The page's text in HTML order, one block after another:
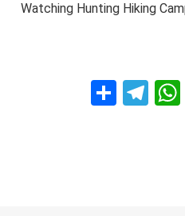
Watching Hunting Hiking
E
W
T